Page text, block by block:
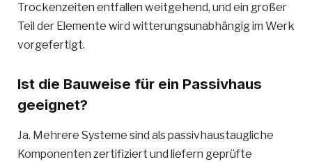
Trockenzeiten entfallen weitgehend, und ein großer
Teil der Elemente wird witterungsunabhängig im Werk
vorgefertigt.
Ist die Bauweise für ein Passivhaus
geeignet?
Ja. Mehrere Systeme sind als passivhaustaugliche
Komponenten zertifiziert und liefern geprüfte